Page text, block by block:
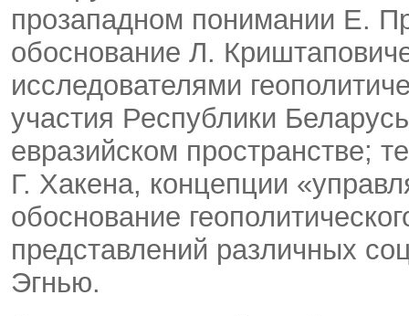
прозападном понимании Е.
обоснование Л.
исследователями
участия Республики
евразийском пространстве;
Г. Хакена, концепции
обоснование
представлений различных
Эгнью.